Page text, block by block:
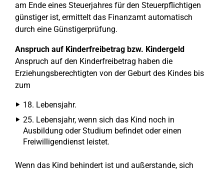
am Ende eines Steuerjahres für den Steuerpflichtigen
günstiger ist, ermittelt das Finanzamt automatisch
durch eine Günstigerprüfung.
Anspruch auf Kinderfreibetrag bzw. Kindergeld
Anspruch auf den Kinderfreibetrag haben die
Erziehungsberechtigten von der Geburt des Kindes bis
zum
18. Lebensjahr.
25. Lebensjahr, wenn sich das Kind noch in
Ausbildung oder Studium befindet oder einen
Freiwilligendienst leistet.
Wenn das Kind behindert ist und außerstande, sich